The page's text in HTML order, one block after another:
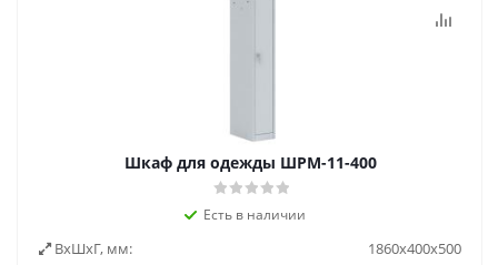
Шкаф для одежды ШРМ-11-400
Есть в наличии
ВxШxГ, мм:
1860х400х500